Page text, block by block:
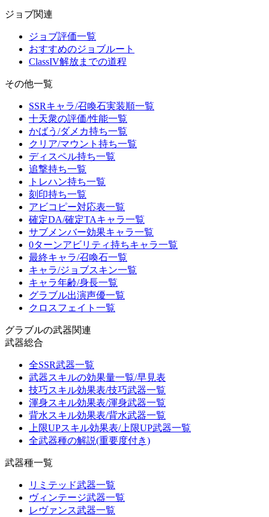
ジョブ関連
ジョブ評価一覧
おすすめのジョブルート
ClassIV解放までの道程
その他一覧
SSRキャラ/召喚石実装順一覧
十天衆の評価/性能一覧
かばう/ダメカ持ち一覧
クリア/マウント持ち一覧
ディスペル持ち一覧
追撃持ち一覧
トレハン持ち一覧
刻印持ち一覧
アビコピー対応表一覧
確定DA/確定TAキャラ一覧
サブメンバー効果キャラ一覧
0ターンアビリティ持ちキャラ一覧
最終キャラ/召喚石一覧
キャラ/ジョブスキン一覧
キャラ年齢/身長一覧
グラブル出演声優一覧
クロスフェイト一覧
グラブルの武器関連
武器総合
全SSR武器一覧
武器スキルの効果量一覧/早見表
技巧スキル効果表/技巧武器一覧
渾身スキル効果表/渾身武器一覧
背水スキル効果表/背水武器一覧
上限UPスキル効果表/上限UP武器一覧
全武器種の解説(重要度付き)
武器種一覧
リミテッド武器一覧
ヴィンテージ武器一覧
レヴァンス武器一覧